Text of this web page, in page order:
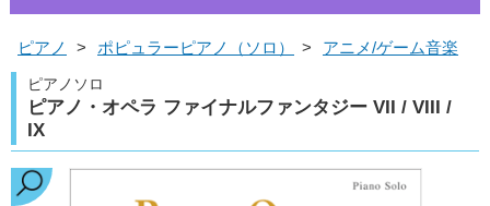
ピアノ > ポピュラーピアノ（ソロ） > アニメ/ゲーム音楽
ピアノソロ
ピアノ・オペラ ファイナルファンタジー VII / VIII /
IX